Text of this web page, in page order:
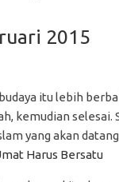
2015
itu lebih
kemudian selesai.
yang akan
Harus Bersatu